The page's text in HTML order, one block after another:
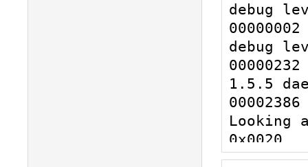
debug
debug
1.5.5
Looking
0x0020